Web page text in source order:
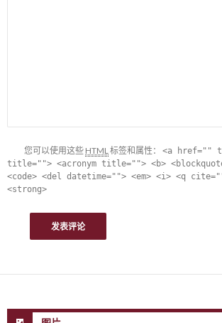
您可以使用这些 HTML标签和属性： <a href=""
title=""> <acronym title=""> <b>
<code> <del datetime=""> <em> <i> <q
<strong>